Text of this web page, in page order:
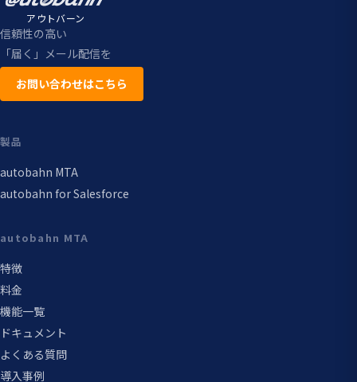
アウトバーン
信頼性の高い
「届く」メール配信を
お問い合わせはこちら
製品
autobahn MTA
autobahn for Salesforce
autobahn MTA
特徴
料金
機能一覧
ドキュメント
よくある質問
導入事例